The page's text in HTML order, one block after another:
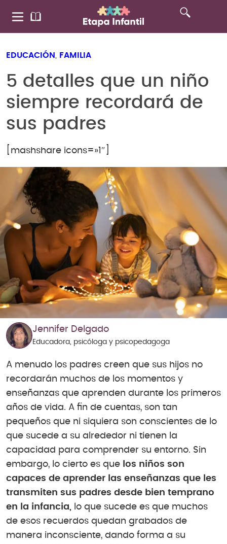
EDUCACIÓN FAMILIA
5 detalles que un niño
siempre recordará de
sus padres
[mashshare icons=»1″]
Jennifer Delgado
Educadora, psicóloga y psicopedagoga
A menudo los padres creen que sus hijos no
recordarán muchos de los momentos y
enseñanzas que aprenden durante los primeros
años de vida. A fin de cuentas, son tan
pequeños que ni siquiera son conscientes de lo
que sucede a su alrededor ni tienen la
capacidad para comprender su entorno. Sin
embargo, lo cierto es que los niños son
capaces de aprender las enseñanzas que les
transmiten sus padres desde bien temprano
en la infancia, lo que sucede es que muchos
de esos recuerdos quedan grabados de
manera inconsciente, dando forma a su